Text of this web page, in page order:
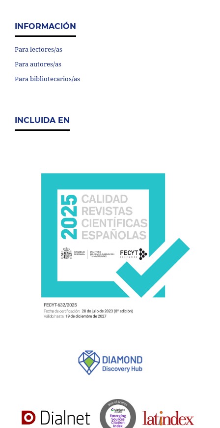
INFORMACIÓN
Para lectores/as
Para autores/as
Para bibliotecarios/as
INCLUIDA EN